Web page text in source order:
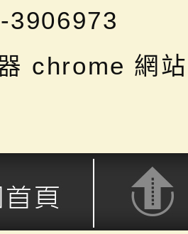
3906973
chrome 網